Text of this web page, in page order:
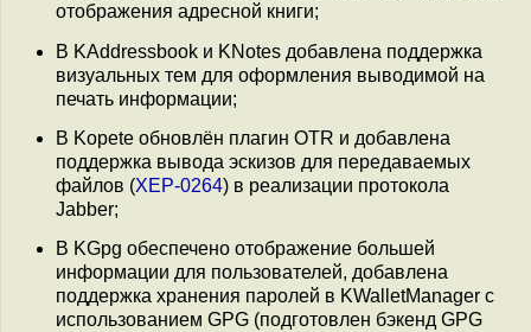
отображения адресной книги;
В KAddressbook и KNotes добавлена поддержка
визуальных тем для оформления выводимой на
печать информации;
В Kopete обновлён плагин OTR и добавлена
поддержка вывода эскизов для передаваемых
файлов (XEP-0264) в реализации протокола
Jabber;
В KGpg обеспечено отображение большей
информации для пользователей, добавлена
поддержка хранения паролей в KWalletManager с
использованием GPG (подготовлен бэкенд GPG